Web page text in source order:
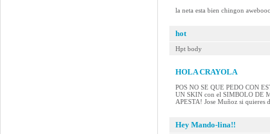
la neta esta bien chingon
hot
Hpt body
HOLA CRAYOLA
POS NO SE QUE PEDO CON
UN SKIN con el SIMBOLO DE
APESTA! Jose Muñoz si quieres
Hey Mando-lina!!